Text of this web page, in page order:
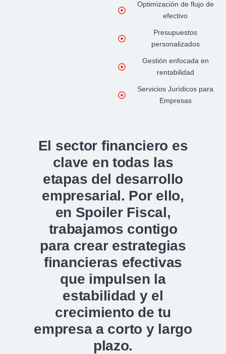
Optimización de flujo de
efectivo
Presupuestos
personalizados
Gestión enfocada en
rentabilidad
Servicios Jurídicos para
Empresas
El sector financiero es
clave en todas las
etapas del desarrollo
empresarial. Por ello,
en Spoiler Fiscal,
trabajamos contigo
para crear estrategias
financieras efectivas
que impulsen la
estabilidad y el
crecimiento de tu
empresa a corto y largo
plazo.